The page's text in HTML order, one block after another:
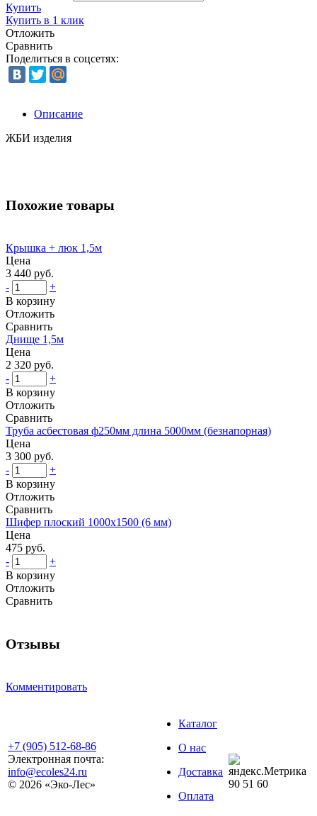
Купить
Купить в 1 клик
Отложить
Сравнить
Поделиться в соцсетях:
Описание
ЖБИ изделия
Похожие товары
Крышка + люк 1,5м
Цена
3 440 руб.
-
+
В корзину
Отложить
Сравнить
Днище 1,5м
Цена
2 320 руб.
-
+
В корзину
Отложить
Сравнить
Труба асбестовая ф250мм длина 5000мм (безнапорная)
Цена
3 300 руб.
-
+
В корзину
Отложить
Сравнить
Шифер плоский 1000х1500 (6 мм)
Цена
475 руб.
-
+
В корзину
Отложить
Сравнить
Отзывы
Комментировать
+7 (905) 512-68-86
Электронная почта:
info@ecoles24.ru
© 2026 «Эко-Лес»
Каталог
О нас
Доставка
Оплата
90 51 60